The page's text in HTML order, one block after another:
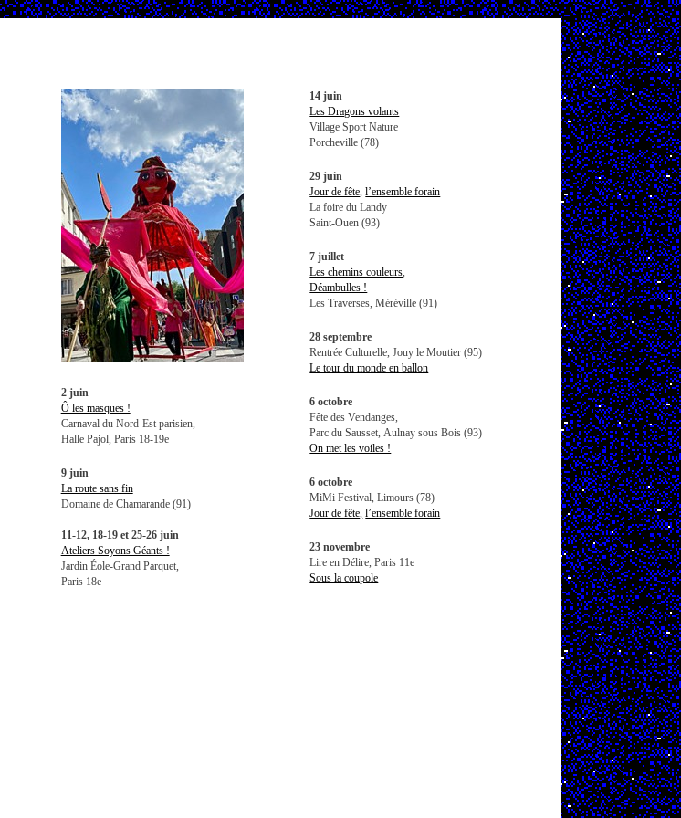
2 juin
Ô les masques !
Carnaval du Nord-Est parisien,
Halle Pajol, Paris 18-19e
9 juin
La route sans fin
Domaine de Chamarande (91)
11-12, 18-19 et 25-26 juin
Ateliers Soyons Géants !
Jardin Éole-Grand Parquet,
Paris 18e
14 juin
Les Dragons volants
Village Sport Nature
Porcheville (78)
29 juin
Jour de fête ,l’ensemble forain
La foire du Landy
Saint-Ouen (93)
7 juillet
Les chemins couleurs
Déambulles !
Les Traverses, Méréville (91)
28 septembre
Rentrée Culturelle, Jouy le Moutier (95)
Le tour du monde en ballon
6 octobre
Fête des Vendanges,
Parc du Sausset, Aulnay sous Bois (93)
On met les voiles !
6 octobre
MiMi Festival, Limours (78)
Jour de fête, l’ensemble forain
23 novembre
Lire en Délire, Paris 11e
Sous la coupole